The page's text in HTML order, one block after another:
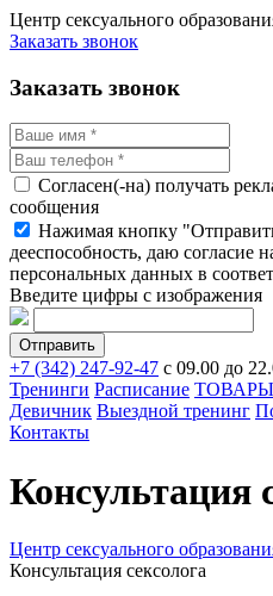
Центр сексуального
Заказать звонок
Заказать звонок
Согласен(-на) получать
сообщения
Нажимая кнопку
дееспособность, даю согласие
персональных данных в
Введите цифры с изображения
+7 (342) 247-92-47 с 09.00 до
Тренинги Расписание ТОВАРЫ
Девичник Выездной тренинг
Контакты
Консультация
Центр сексуального
Консультация сексолога